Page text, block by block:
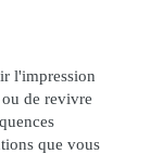
l'impression
de revivre
que vous